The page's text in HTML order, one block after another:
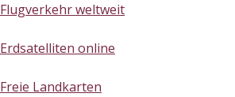
Flugverkehr weltweit
Erdsatelliten online
Freie Landkarten